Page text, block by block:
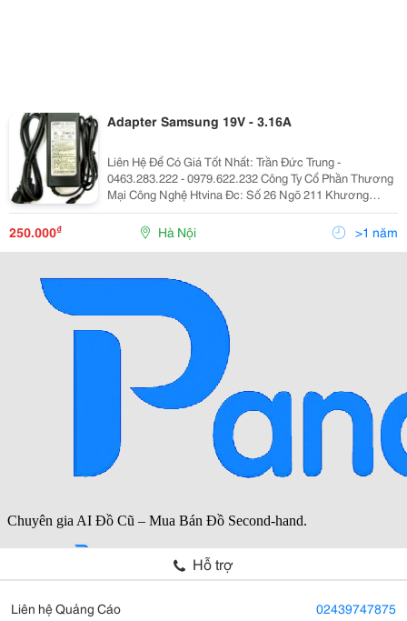
Adapter Samsung 19V - 3.16A
Liên Hệ Để Có Giá Tốt Nhất: Trần Đức Trung -
0463.283.222 - 0979.622.232 Công Ty Cổ Phần Thương
Mại Công Nghệ Htvina Đc: Số 26 Ngõ 211 Khương
Trung &Ndash; Thanh Xuân &Ndash; Hà Nội Yahoo
:Htvinakd3 Http ://Www.sieuthiht.com Trụ Sở Chính:
250.000₫ Hà Nội >1 năm
Hỗ trợ
Liên hệ Quảng Cáo 02439747875